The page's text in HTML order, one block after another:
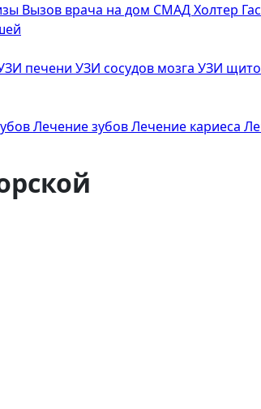
Вызов врача на дом СМАДХолтер
печени УЗИ сосудов мозга УЗИ
Лечение зубовЛечение кариеса